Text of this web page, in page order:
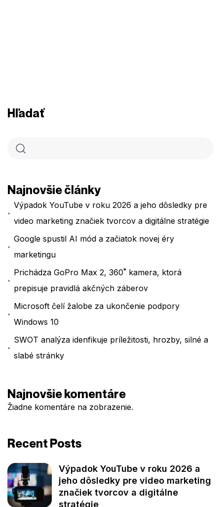
Hľadať
Najnovšie články
Výpadok YouTube v roku 2026 a jeho dôsledky pre
video marketing značiek tvorcov a digitálne stratégie
Google spustil AI mód a začiatok novej éry
marketingu
Prichádza GoPro Max 2, 360˚ kamera, ktorá
prepisuje pravidlá akčných záberov
Microsoft čelí žalobe za ukončenie podpory
Windows 10
SWOT analýza idenfikuje príležitosti, hrozby, silné a
slabé stránky
Najnovšie komentáre
Žiadne komentáre na zobrazenie.
Recent Posts
Výpadok YouTube v roku 2026 a
jeho dôsledky pre video marketing
značiek tvorcov a digitálne
stratégie